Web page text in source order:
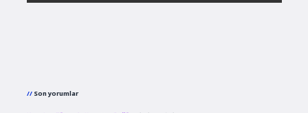
Son yorumlar